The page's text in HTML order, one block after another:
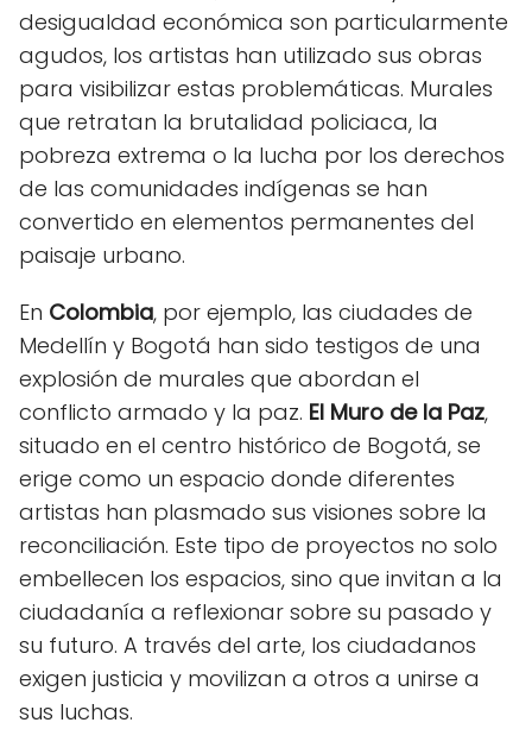
desigualdad económica son particularmente
agudos, los artistas han utilizado sus obras
para visibilizar estas problemáticas. Murales
que retratan la brutalidad policiaca, la
pobreza extrema o la lucha por los derechos
de las comunidades indígenas se han
convertido en elementos permanentes del
paisaje urbano.
En Colombia, por ejemplo, las ciudades de
Medellín y Bogotá han sido testigos de una
explosión de murales que abordan el
conflicto armado y la paz. El Muro de la Paz,
situado en el centro histórico de Bogotá, se
erige como un espacio donde diferentes
artistas han plasmado sus visiones sobre la
reconciliación. Este tipo de proyectos no solo
embellecen los espacios, sino que invitan a la
ciudadanía a reflexionar sobre su pasado y
su futuro. A través del arte, los ciudadanos
exigen justicia y movilizan a otros a unirse a
sus luchas.